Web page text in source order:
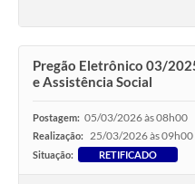
Pregão Eletrônico 03/
e Assistência Social
Postagem: 05/03/2026 às 08h00
Realização: 25/03/2026 às 09h00
Situação: RETIFICADO